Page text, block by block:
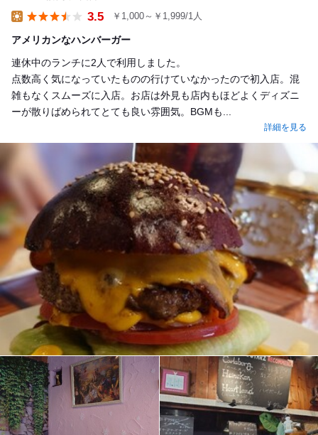
3.5 ￥1,000～￥1,999/1人
アメリカンなハンバーガー
連休中のランチに2人で利用しました。
点数高く気になっていたものの行けていなかったので初入店。混
雑もなくスムーズに入店。お店は外見も店内もほどよくディズニ
ーが散りばめられてとても良い雰囲気。BGMも...
詳細を見る